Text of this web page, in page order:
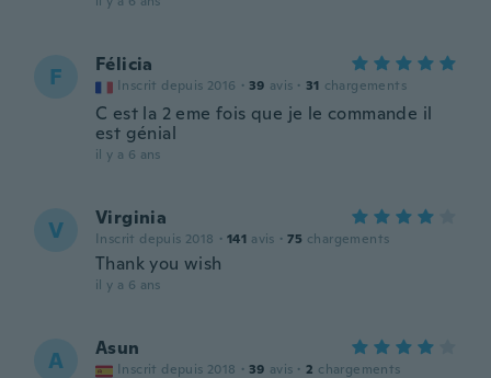
F Félicia
Inscrit depuis 2016 · 39 avis · 31 chargements
C est la 2 eme fois que je le commande il
est génial
il y a 6 ans
V Virginia
Inscrit depuis 2018 · 141 avis · 75 chargements
Thank you wish
il y a 6 ans
A Asun
Inscrit depuis 2018 · 39 avis · 2 chargements